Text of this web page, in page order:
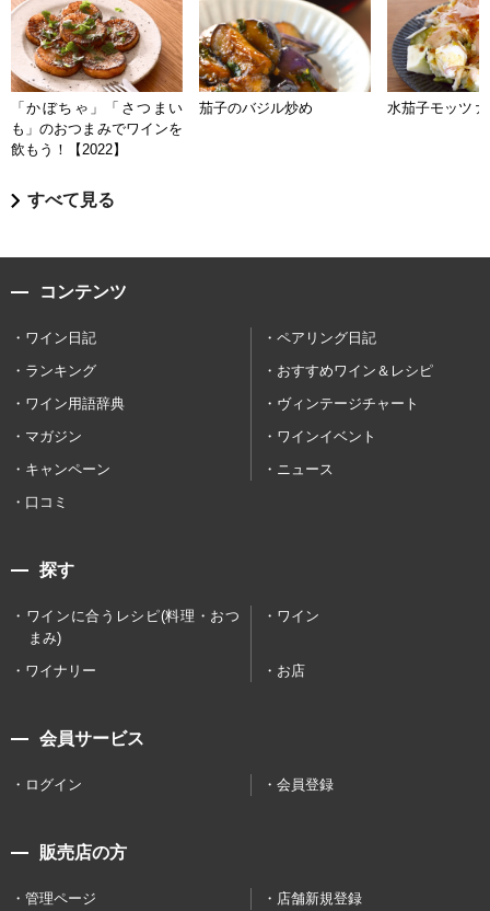
「かぼちゃ」「さつまい
も」のおつまみでワインを
飲もう！【2022】
茄子のバジル炒め 水茄子モッツァ
すべて見る
コンテンツ
ワイン日記
ペアリング日記
ランキング
おすすめワイン＆レシピ
ワイン用語辞典
ヴィンテージチャート
マガジン
ワインイベント
キャンペーン
ニュース
口コミ
探す
ワインに合うレシピ(料理・おつ
まみ)
ワイン
ワイナリー お店
会員サービス
ログイン 会員登録
販売店の方
管理ページ 店舗新規登録